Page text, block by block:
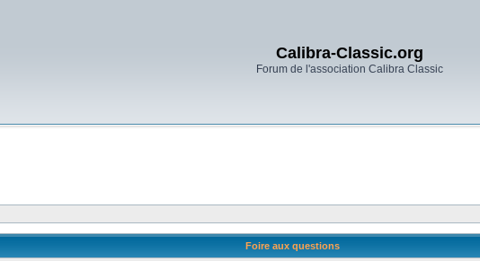
Calibra-Classic.org
Forum de l'association Calibra Classic
Foire aux questions